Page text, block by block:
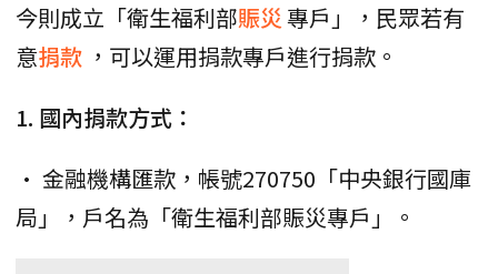
今則成立「衛生福利部賑災專戶」，民眾若有
意捐款 ，可以運用捐款專戶進行捐款。
1. 國內捐款方式：
• 金融機構匯款，帳號270750「中央銀行國庫
局」，戶名為「衛生福利部賑災專戶」。